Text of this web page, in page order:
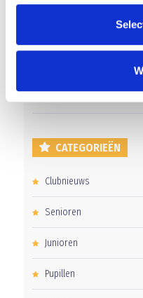
Groot onderhoud op
Overwinning op Mierlo
Gelijkspel in eerste
CATEGORIEËN
Clubnieuws
Senioren
Junioren
Pupillen